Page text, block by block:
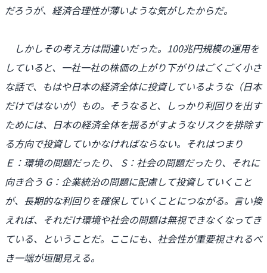
だろうが、経済合理性が薄いような気がしたからだ。
しかしその考え方は間違いだった。100兆円規模の運用を
していると、一社一社の株価の上がり下がりはごくごく小さ
な話で、もはや日本の経済全体に投資しているような（日本
だけではないが）もの。そうなると、しっかり利回りを出す
ためには、日本の経済全体を揺るがすようなリスクを排除す
る方向で投資していかなければならない。それはつまり
Ｅ：環境の問題だったり、 S：社会の問題だったり、それに
向き合う G：企業統治の問題に配慮して投資していくこと
が、長期的な利回りを確保していくことにつながる。言い換
えれば、それだけ環境や社会の問題は無視できなくなってき
ている、ということだ。ここにも、社会性が重要視されるべ
き一端が垣間見える。